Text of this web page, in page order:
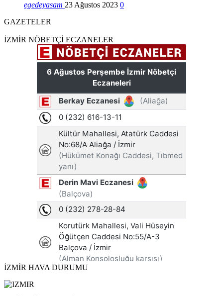
egedeyasam 23 Ağustos 2023 0
GAZETELER
İZMİR NÖBETÇİ ECZANELER
İZMİR HAVA DURUMU